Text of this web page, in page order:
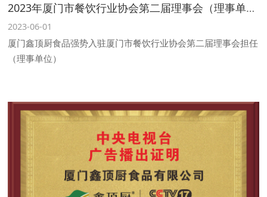
2023年厦门市餐饮行业协会第二届理事会（理事单位）
2023-06-01
厦门鑫顶厨食品强势入驻厦门市餐饮行业协会第二届理事会担任
（理事单位）